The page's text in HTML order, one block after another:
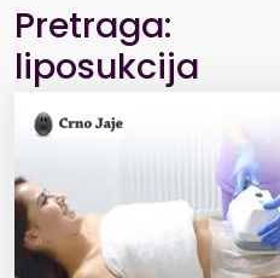
Pretraga:
liposukcija